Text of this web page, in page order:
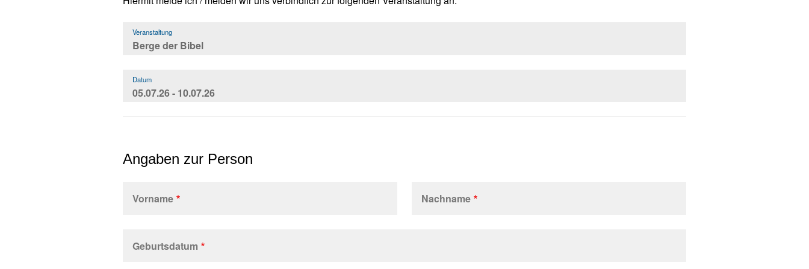
Veranstaltung
Datum
Angaben zur Person
Name,
Vorname Nachname
Geburtsdatum